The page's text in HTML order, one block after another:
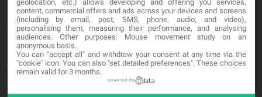
LEGAL
Cookies
Avviso Legale
geolocation, etc.) allows developing and offering you services,
content, commercial offers and ads across your devices and screens
(including by email, post, SMS, phone, audio, and video),
personalising them, measuring their performance, and analysing
audiences. Other purposes: Mouse movement study on an
anonymous basis.
You can "accept all" and withdraw your consent at any time via the
"cookie" icon. You can also "set detailed preferences". These choices
remain valid for 3 months.
powered by